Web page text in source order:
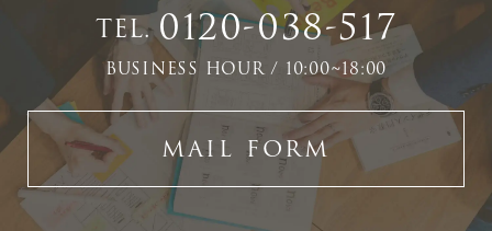
TEL.0120-038-517
BUSINESS HOUR / 10:00~18:00
MAIL FORM